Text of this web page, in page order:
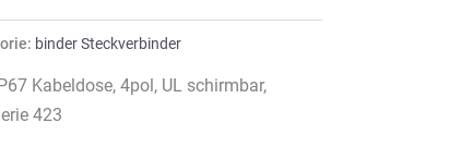
binder Steckverbinder
Kabeldose, 4pol, UL schirmbar,
423